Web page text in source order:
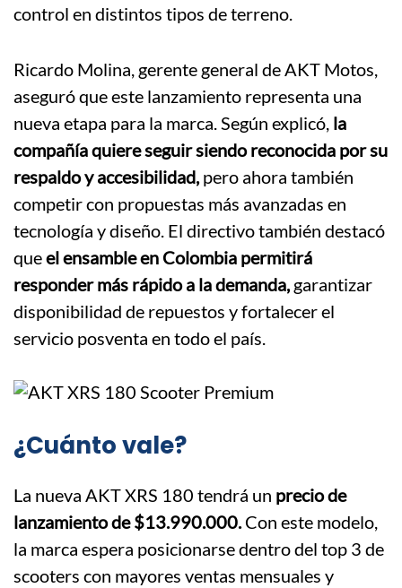
control en distintos tipos de terreno.
Ricardo Molina, gerente general de AKT Motos,
aseguró que este lanzamiento representa una
nueva etapa para la marca. Según explicó, la
compañía quiere seguir siendo reconocida por su
respaldo y accesibilidad,pero ahora también
competir con propuestas más avanzadas en
tecnología y diseño. El directivo también destacó
queel ensamble en Colombia permitirá
responder más rápido a la demanda,garantizar
disponibilidad de repuestos y fortalecer el
servicio posventa en todo el país.
¿Cuánto vale?
La nueva AKT XRS 180 tendrá un precio de
lanzamiento de $13.990.000.Con este modelo,
la marca espera posicionarse dentro del top 3 de
scooters con mayores ventas mensuales y